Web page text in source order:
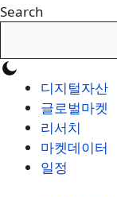
Search
디지털자산
글로벌마켓
리서치
마켓데이터
일정